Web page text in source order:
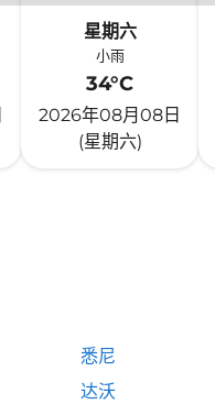
星期六
小雨
34°C
2026年08月08日
(星期六)
悉尼
达沃